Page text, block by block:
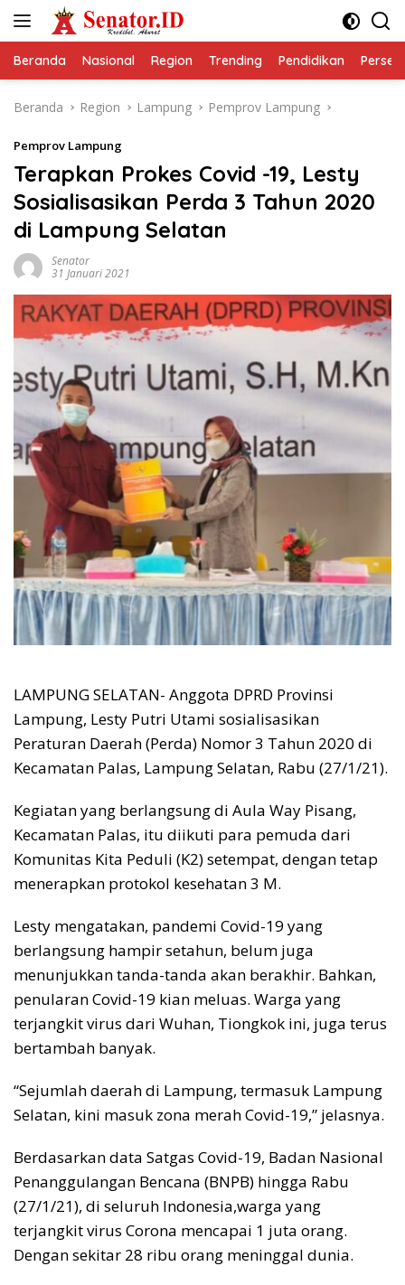
Beranda Nasional Region Trending Pendidikan
Beranda Region Lampung Pemprov Lampung
Pemprov Lampung
Terapkan Prokes Covid -19, Lesty
Sosialisasikan Perda 3 Tahun 2020
di Lampung Selatan
Senator
31 Januari 2021
LAMPUNG SELATAN- Anggota DPRD Provinsi
Lampung, Lesty Putri Utami sosialisasikan
Peraturan Daerah (Perda) Nomor 3 Tahun 2020 di
Kecamatan Palas, Lampung Selatan, Rabu (27/1/21).
Kegiatan yang berlangsung di Aula Way Pisang,
Kecamatan Palas, itu diikuti para pemuda dari
Komunitas Kita Peduli (K2) setempat, dengan tetap
menerapkan protokol kesehatan 3 M.
Lesty mengatakan, pandemi Covid-19 yang
berlangsung hampir setahun, belum juga
menunjukkan tanda-tanda akan berakhir. Bahkan,
penularan Covid-19 kian meluas. Warga yang
terjangkit virus dari Wuhan, Tiongkok ini, juga terus
bertambah banyak.
“Sejumlah daerah di Lampung, termasuk Lampung
Selatan, kini masuk zona merah Covid-19,” jelasnya.
Berdasarkan data Satgas Covid-19, Badan Nasional
Penanggulangan Bencana (BNPB) hingga Rabu
(27/1/21), di seluruh Indonesia,warga yang
terjangkit virus Corona mencapai 1 juta orang.
Dengan sekitar 28 ribu orang meninggal dunia.